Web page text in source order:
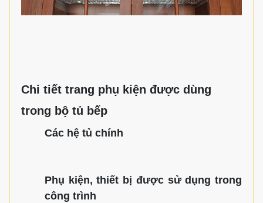
Chi tiết trang phụ kiện được dùng
trong bộ tủ bếp
Các hệ tủ chính
Phụ kiện, thiết bị được sử dụng trong
công trình